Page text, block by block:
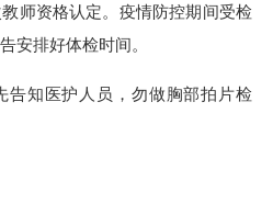
师资格认定。疫情防控期间受检
安排好体检时间。
知医护人员，勿做胸部拍片检